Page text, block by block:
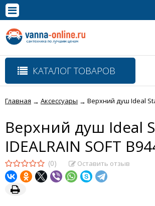
Полная версия сайта
КАТАЛОГ ТОВАРОВ
Главная → Аксессуары → Верхний душ Ideal
Верхний душ Ideal
IDEALRAIN SOFT
(0) Оставить отзыв